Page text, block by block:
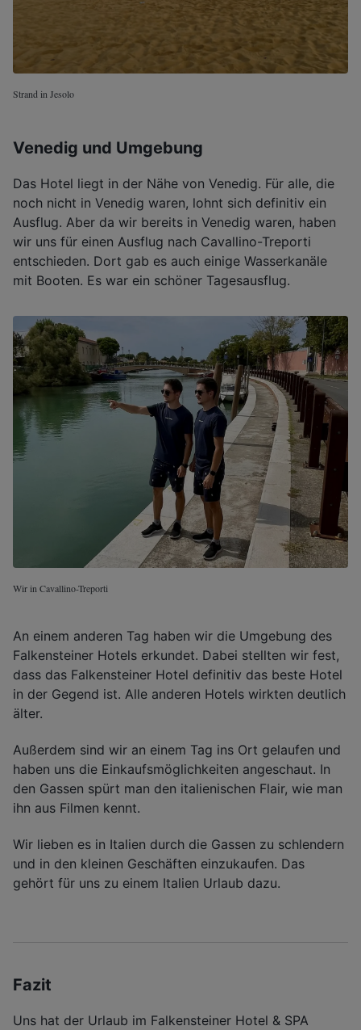
Strand in Jesolo
Venedig und Umgebung
Das Hotel liegt in der Nähe von Venedig. Für alle, die
noch nicht in Venedig waren, lohnt sich definitiv ein
Ausflug. Aber da wir bereits in Venedig waren, haben
wir uns für einen Ausflug nach Cavallino-Treporti
entschieden. Dort gab es auch einige Wasserkanäle
mit Booten. Es war ein schöner Tagesausflug.
Wir in Cavallino-Treporti
An einem anderen Tag haben wir die Umgebung des
Falkensteiner Hotels erkundet. Dabei stellten wir fest,
dass das Falkensteiner Hotel definitiv das beste Hotel
in der Gegend ist. Alle anderen Hotels wirkten deutlich
älter.
Außerdem sind wir an einem Tag ins Ort gelaufen und
haben uns die Einkaufsmöglichkeiten angeschaut. In
den Gassen spürt man den italienischen Flair, wie man
ihn aus Filmen kennt.
Wir lieben es in Italien durch die Gassen zu schlendern
und in den kleinen Geschäften einzukaufen. Das
gehört für uns zu einem Italien Urlaub dazu.
Fazit
Uns hat der Urlaub im Falkensteiner Hotel & SPA